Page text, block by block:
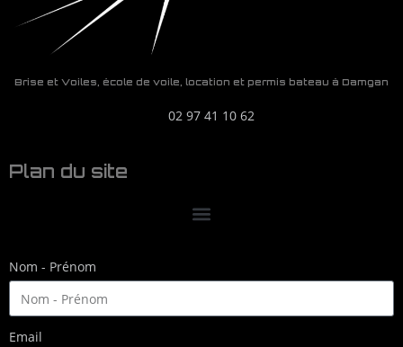
Brise et Voiles, école de voile, location et permis bateau à Damgan
02 97 41 10 62
Plan du site
Nom - Prénom
Email